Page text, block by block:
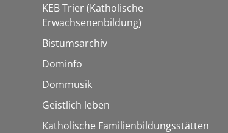
KEB Trier (Katholische
Erwachsenenbildung)
Bistumsarchiv
Dominfo
Dommusik
Geistlich leben
Katholische Familienbildungsstätten